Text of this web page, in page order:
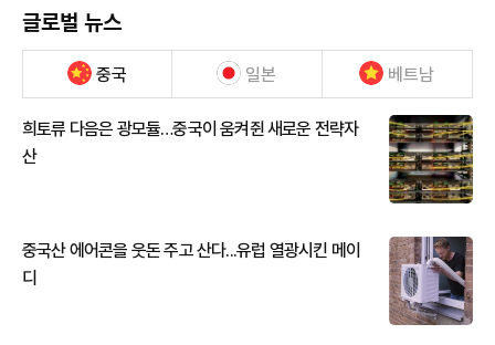
글로벌 뉴스
중국 일본 베트남
희토류 다음은 광모듈…중국이 움켜쥔 새로운 전략자
산
중국산 에어콘을 웃돈 주고 산다...유럽 열광시킨 메이
디